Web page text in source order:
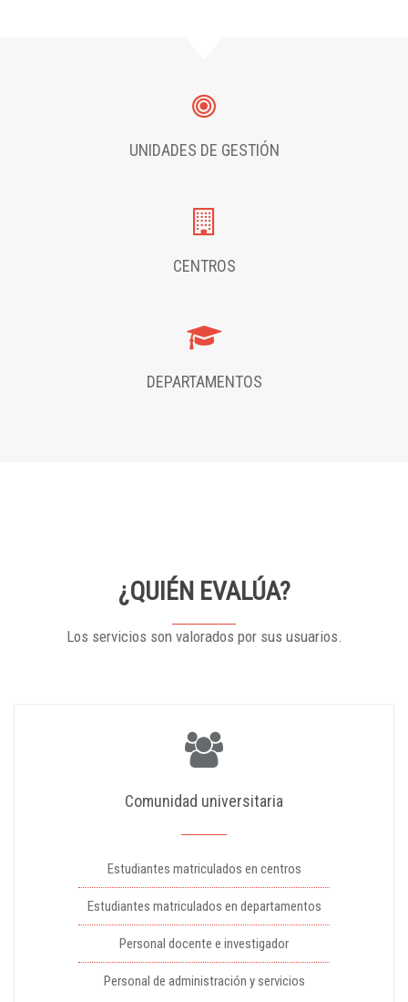
UNIDADES DE GESTIÓN
CENTROS
DEPARTAMENTOS
¿QUIÉN EVALÚA?
Los servicios son valorados por sus usuarios.
Comunidad universitaria
Estudiantes matriculados en centros
Estudiantes matriculados en departamentos
Personal docente e investigador
Personal de administración y servicios